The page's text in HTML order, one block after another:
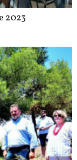
2023